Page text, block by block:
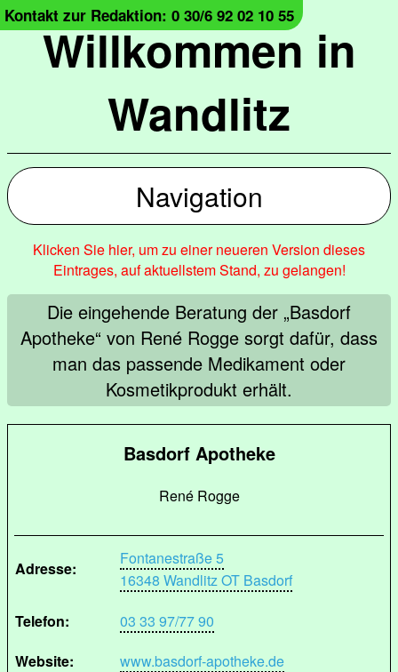
Willkommen in
Wandlitz
Kontakt zur Redaktion: 0 30/6 92 02 10 55
Navigation
Klicken Sie hier, um zu einer neueren Version dieses
Eintrages, auf aktuellstem Stand, zu gelangen!
Die eingehende Beratung der „Basdorf
Apotheke“ von René Rogge sorgt dafür, dass
man das passende Medikament oder
Kosmetikprodukt erhält.
Basdorf Apotheke
René Rogge
Adresse:
Fontanestraße 5
16348 Wandlitz OT Basdorf
Telefon:
03 33 97/77 90
Website:
www.basdorf-apotheke.de